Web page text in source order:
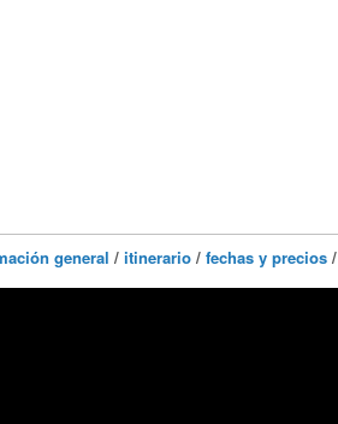
general / itinerario/ fechas y precios/